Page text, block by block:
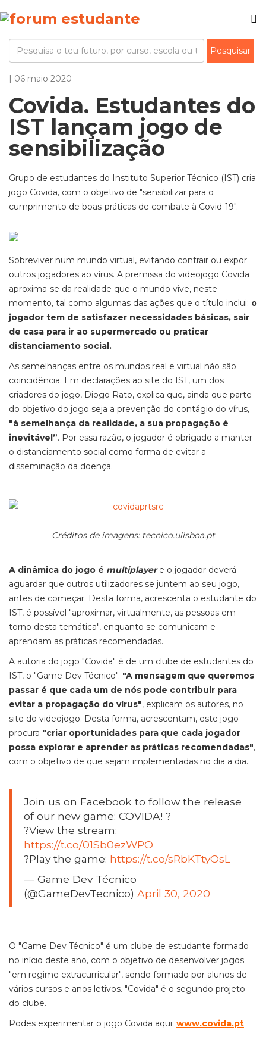
| 06 maio 2020
Covida. Estudantes do
IST lançam jogo de
sensibilização
Grupo de estudantes do Instituto Superior Técnico (IST) cria
jogo Covida, com o objetivo de "sensibilizar para o
cumprimento de boas-práticas de combate à Covid-19".
Sobreviver num mundo virtual, evitando contrair ou expor
outros jogadores ao vírus. A premissa do videojogo Covida
aproxima-se da realidade que o mundo vive, neste
momento, tal como algumas das ações que o título inclui: o
jogador tem de satisfazer necessidades básicas, sair
de casa para ir ao supermercado ou praticar
distanciamento social.
As semelhanças entre os mundos real e virtual não são
coincidência. Em declarações ao site do IST, um dos
criadores do jogo, Diogo Rato, explica que, ainda que parte
do objetivo do jogo seja a prevenção do contágio do vírus,
"à semelhança da realidade, a sua propagação é
inevitável”. Por essa razão, o jogador é obrigado a manter
o distanciamento social como forma de evitar a
disseminação da doença.
Créditos de imagens: tecnico.ulisboa.pt
A dinâmica do jogo é multiplayer e o jogador deverá
aguardar que outros utilizadores se juntem ao seu jogo,
antes de começar. Desta forma, acrescenta o estudante do
IST, é possível "aproximar, virtualmente, as pessoas em
torno desta temática", enquanto se comunicam e
aprendam as práticas recomendadas.
A autoria do jogo "Covida" é de um clube de estudantes do
IST, o "Game Dev Técnico". "A mensagem que queremos
passar é que cada um de nós pode contribuir para
evitar a propagação do vírus", explicam os autores, no
site do videojogo. Desta forma, acrescentam, este jogo
procura "criar oportunidades para que cada jogador
possa explorar e aprender as práticas recomendadas",
com o objetivo de que sejam implementadas no dia a dia.
Join us on Facebook to follow the release
of our new game: COVIDA! ?
?View the stream:
https://t.co/01Sb0ezWPO
?Play the game: https://t.co/sRbKTtyOsL
— Game Dev Técnico
(@GameDevTecnico) April 30, 2020
O "Game Dev Técnico" é um clube de estudante formado
no início deste ano, com o objetivo de desenvolver jogos
"em regime extracurricular", sendo formado por alunos de
vários cursos e anos letivos. "Covida" é o segundo projeto
do clube.
Podes experimentar o jogo Covida aqui: www.covida.pt